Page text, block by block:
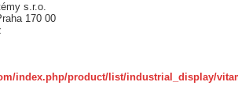
s.r.o.
170 00
index.php/product/list/industrial_display/